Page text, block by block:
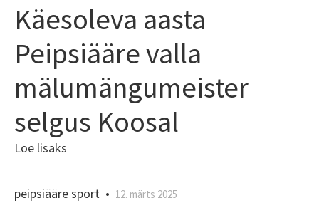
Käesoleva aasta
Peipsiääre valla
mälumängumeister
selgus Koosal
Loe lisaks
peipsiääre sport • 12. märts 2025